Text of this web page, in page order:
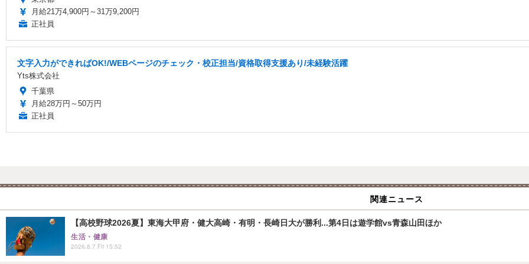
月給21万4,900円～31万9,200円
正社員
文字入力ができればOK!/WEBページのチェック・校正担当/資格取得支援あり/未経験活躍
Yts株式会社
千葉県
月給28万円～50万円
正社員
関連ニュース
【高校野球2026夏】東海大甲府・健大高崎・有明・長崎日大が勝利...第4日は遊学館vs青森山田ほか
生活・健康
2026.8.7 Fri 15:52